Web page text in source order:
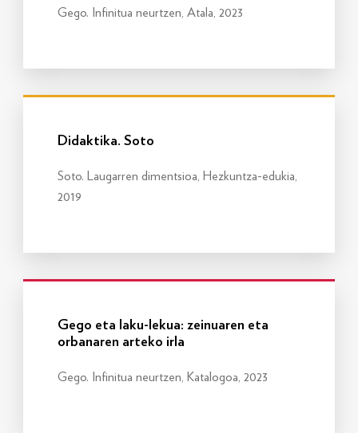
Gego. Infinitua neurtzen, Atala, 2023
Didaktika. Soto
Soto. Laugarren dimentsioa, Hezkuntza-edukia,
2019
Gego eta laku-lekua: zeinuaren eta
orbanaren arteko irla
Gego. Infinitua neurtzen, Katalogoa, 2023